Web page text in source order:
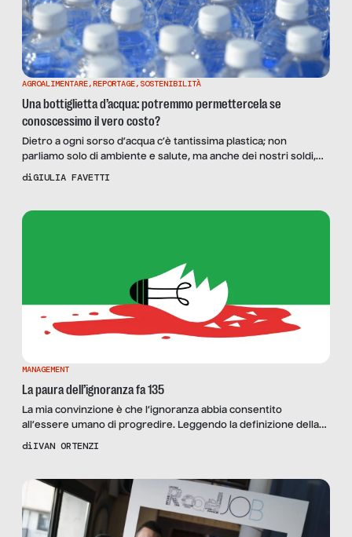
AGROALIMENTARE,REPORTAGE, SOSTENIBILITÀ
Una bottiglietta d’acqua: potremmo permettercela se
conoscessimo il vero costo?
Dietro a ogni sorso d’acqua c’è tantissima plastica; non
parliamo solo di ambiente e salute, ma anche dei nostri soldi,
della differenza fra il prezzo e il costo, e delle ampie maglie in
diGIULIA FAVETTI
MANAGEMENT
La paura dell’ignoranza fa 135
La mia convinzione è che l’ignoranza abbia consentito
all’essere umano di progredire. Leggendo la definizione della
Treccani del vocabolo “Ignoranza” si fa direttamente
averne avuto notizia. Due perfette condizioni di partenza per
chi, come me, si occupa […]
diIVAN ORTENZI